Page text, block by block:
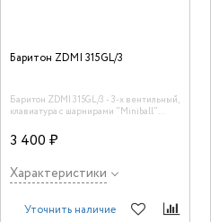
Баритон ZDMI 315GL/3
Баритон ZDMI 315GL/3 - 3-х вентильный,
клавиатура с шарнирами "Miniball"
Производство Россия, Санкт-Петербург.
3 400 ₽
Характеристики
Уточнить наличие